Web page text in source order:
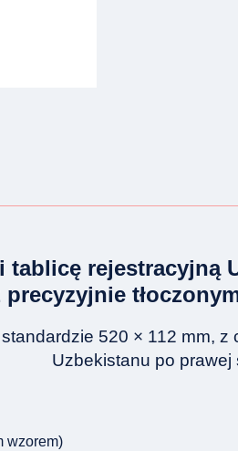
rejestracyjną
520 × 112 mm,
Uzbekistanu po prawej
wzorem)